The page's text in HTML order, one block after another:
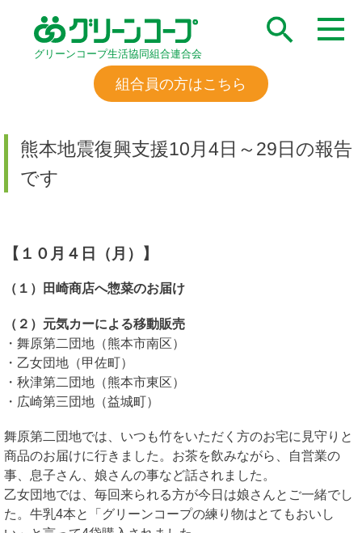
グリーンコープ生活協同組合連合会
組合員の方はこちら
熊本地震復興支援10月4日～29日の報告
です
【１０月４日（月）】
（１）田崎商店へ惣菜のお届け
（２）元気カーによる移動販売
・舞原第二団地（熊本市南区）
・乙女団地（甲佐町）
・秋津第二団地（熊本市東区）
・広崎第三団地（益城町）
舞原第二団地では、いつも竹をいただく方のお宅に見守りと
商品のお届けに行きました。お茶を飲みながら、自営業の
事、息子さん、娘さんの事など話されました。
乙女団地では、毎回来られる方が今日は娘さんとご一緒でし
た。牛乳4本と「グリーンコープの練り物はとてもおいし